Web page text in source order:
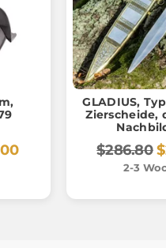
GLADIUS,
Zierscheide,
$286.80
2-3